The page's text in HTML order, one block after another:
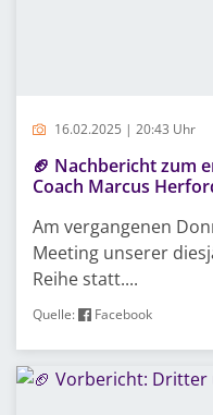
16.02.2025 | 20:43 Uhr
🏈 Nachbericht zum
Coach Marcus
Am vergangenen
Meeting unserer
Reihe statt....
Quelle: Facebook